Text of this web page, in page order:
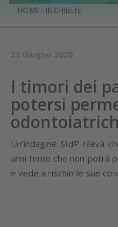
HOME - INCHIESTE
23 Giugno 2020
I timori dei
potersi
Un’indagine SIdP rileva
anni teme che non potrà
e vede a rischio le sue